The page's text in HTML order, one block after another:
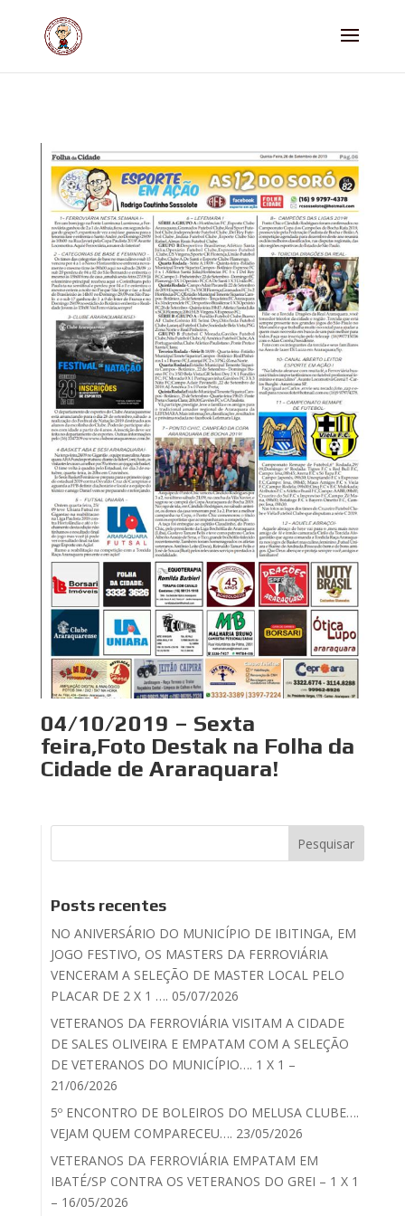
04/10/2019 – Sexta
feira,Foto Destak na Folha da
Cidade de Araraquara!
Posts recentes
NO ANIVERSÁRIO DO MUNICÍPIO DE IBITINGA, EM
JOGO FESTIVO, OS MASTERS DA FERROVIÁRIA
VENCERAM A SELEÇÃO DE MASTER LOCAL PELO
PLACAR DE 2 X 1 …. 05/07/2026
VETERANOS DA FERROVIÁRIA VISITAM A CIDADE
DE SALES OLIVEIRA E EMPATAM COM A SELEÇÃO
DE VETERANOS DO MUNICÍPIO…. 1 X 1 –
21/06/2026
5º ENCONTRO DE BOLEIROS DO MELUSA CLUBE….
VEJAM QUEM COMPARECEU…. 23/05/2026
VETERANOS DA FERROVIÁRIA EMPATAM EM
IBATÉ/SP CONTRA OS VETERANOS DO GREI – 1 X 1
– 16/05/2026